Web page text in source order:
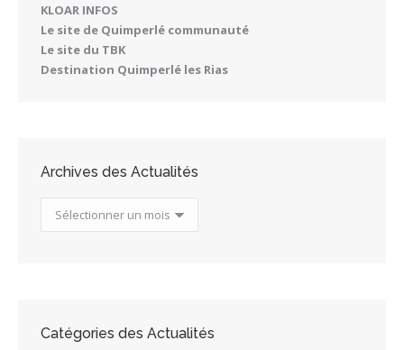
KLOAR INFOS
Le site de Quimperlé communauté
Le site du TBK
Destination Quimperlé les Rias
Archives des Actualités
Archives
Catégories des Actualités